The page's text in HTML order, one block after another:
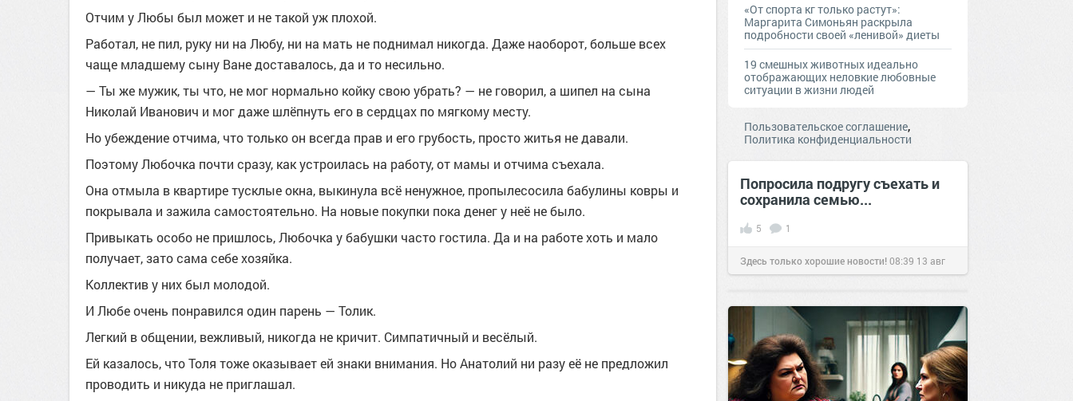
Отчим у Любы был может и не такой уж плохой.
Работал, не пил, руку ни на Любу, ни на мать не поднимал никогда. Даже наоборот, больше всех
чаще младшему сыну Ване доставалось, да и то несильно.
— Ты же мужик, ты что, не мог нормально койку свою убрать? — не говорил, а шипел на сына
Николай Иванович и мог даже шлёпнуть его в сердцах по мягкому месту.
Но убеждение отчима, что только он всегда прав и его грубость, просто житья не давали.
Поэтому Любочка почти сразу, как устроилась на работу, от мамы и отчима съехала.
Она отмыла в квартире тусклые окна, выкинула всё ненужное, пропылесосила бабулины ковры и
покрывала и зажила самостоятельно. На новые покупки пока денег у неё не было.
Привыкать особо не пришлось, Любочка у бабушки часто гостила. Да и на работе хоть и мало
получает, зато сама себе хозяйка.
Коллектив у них был молодой.
И Любе очень понравился один парень — Толик.
Легкий в общении, вежливый, никогда не кричит. Симпатичный и весёлый.
Ей казалось, что Толя тоже оказывает ей знаки внимания. Но Анатолий ни разу её не предложил
проводить и никуда не приглашал.
«От спорта кг только растут»:
Маргарита Симоньян раскрыла
подробности своей «ленивой» диеты
19 смешных животных идеально
отображающих неловкие любовные
ситуации в жизни людей
Пользовательское соглашение,
Политика конфиденциальности
Попросила подругу съехать и
сохранила семью...
5 1
Здесь только хорошие новости!08:39 13 авг